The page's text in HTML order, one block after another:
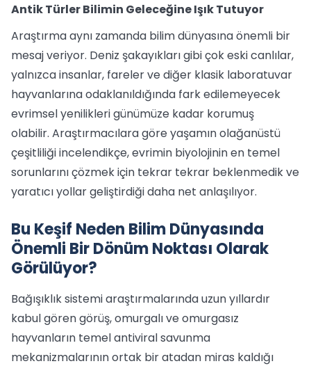
Antik Türler Bilimin Geleceğine Işık Tutuyor
Araştırma aynı zamanda bilim dünyasına önemli bir
mesaj veriyor. Deniz şakayıkları gibi çok eski canlılar,
yalnızca insanlar, fareler ve diğer klasik laboratuvar
hayvanlarına odaklanıldığında fark edilemeyecek
evrimsel yenilikleri günümüze kadar korumuş
olabilir. Araştırmacılara göre yaşamın olağanüstü
çeşitliliği incelendikçe, evrimin biyolojinin en temel
sorunlarını çözmek için tekrar tekrar beklenmedik ve
yaratıcı yollar geliştirdiği daha net anlaşılıyor.
Bu Keşif Neden Bilim Dünyasında
Önemli Bir Dönüm Noktası Olarak
Görülüyor?
Bağışıklık sistemi araştırmalarında uzun yıllardır
kabul gören görüş, omurgalı ve omurgasız
hayvanların temel antiviral savunma
mekanizmalarının ortak bir atadan miras kaldığı